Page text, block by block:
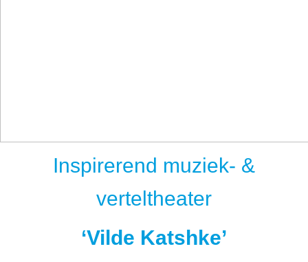
Inspirerend muziek- &
verteltheater
‘Vilde Katshke’